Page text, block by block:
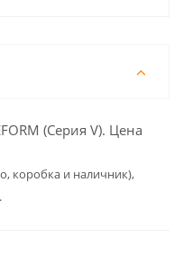
(Серия V). Цена
коробка и наличник),